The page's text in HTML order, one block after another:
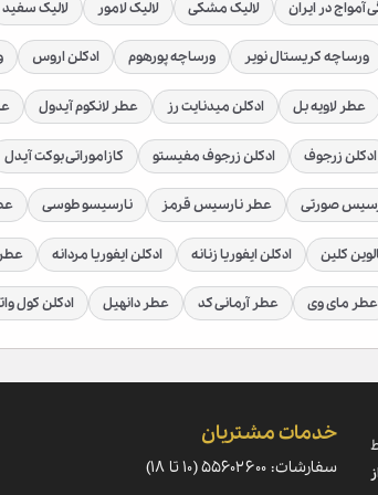
باارزش استفاده می‌کند.
پروژه‌ای با نامTableau de Parfumsرا آغاز
در فیلم‌ها به شمار می‌آیند.
همکاری مانندPERFUMism.com
کالت در سراسر جهان شناخته شود.
لینک‌های مرتبط
پرفیومز خرید عطر تاور پرفیومز
کپی برداری و یا استفاده از مطالب آن بدون اجازه
آمواج در ایران لالیک مشکی لالیک لامور لالیک سفید
ورساچه کریستال نویر ورساچه پورهوم ادکلن اروس
عطر لاویه بل ادکلن میدنایت رز عطر لانکوم آیدول
ادکلن زرجوف ادکلن زرجوف مفیستو کازاموراتی بوکت آیدل
صورتی عطر نارسیس قرمز نارسیسو طوسی
کلین ادکلن ایفوریا زنانه ادکلن ایفوریا مردانه
عطر مای وی عطر آرمانی کد عطر دانهیل ادکلن کول
خدمات مشتریان
سفارشات: ۵۵۶۰۲۶۰۰ (۱۰ تا ۱۸)